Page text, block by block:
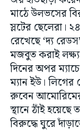
মাঠে উলভসের
স্লটের ছেলেরা।
রেখেছে ‘দ্য
মজবুত করাই লক্ষ্য
দিনের অপর
ম্যান ইউ। লিগের
রুবেন আমোরিমের
স্থানে ঠাঁই হয়েছে
বিরুদ্ধে ঘুরে